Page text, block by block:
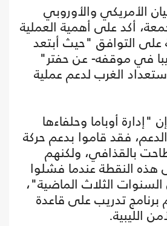
الأمريكي والأوروبي
أكد على أهمية العملية
على التوافق "حيث أبتعد
في موقفه- عن حفتر"
الغرب لدعم عملية
أوباما وحلفاءها
الدعم، فقد قاموا بدعم حركة
بالقذافي، ولكنهم
هذه النقطة عندما فشلوا
السنوات الثلاث الماضية"،
برنامج تدريب على قاعدة
الليبية.